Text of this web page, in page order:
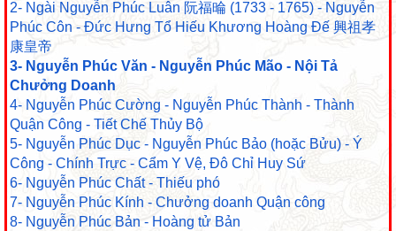
2- Ngài Nguyễn Phúc Luân 阮福㫻 (1733 - 1765) - Nguyễn
Phúc Côn - Đức Hưng Tổ Hiếu Khương Hoàng Đế 興祖孝
康皇帝
3- Nguyễn Phúc Văn - Nguyễn Phúc Mão - Nội Tả
Chưởng Doanh
4- Nguyễn Phúc Cường - Nguyễn Phúc Thành - Thành
Quận Công - Tiết Chế Thủy Bộ
5- Nguyễn Phúc Dục - Nguyễn Phúc Bảo (hoặc Bửu) - Ý
Công - Chính Trực - Cẩm Y Vệ, Đô Chỉ Huy Sứ
6- Nguyễn Phúc Chất - Thiếu phó
7- Nguyễn Phúc Kính - Chưởng doanh Quận công
8- Nguyễn Phúc Bản - Hoàng tử Bản